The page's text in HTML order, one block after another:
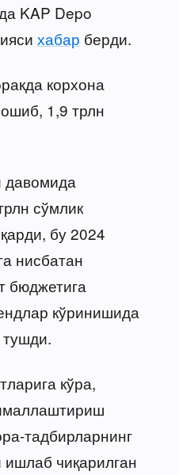
KAP Depo
хабар берди.
корхона
1,9 трлн
давомида
сўмлик
бу 2024
нисбатан
бюджетига
кўринишида
кўра,
тадбирларнинг
чиқарилган